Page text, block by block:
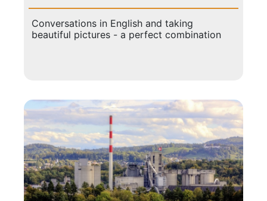
Conversations in English and taking
beautiful pictures - a perfect combination